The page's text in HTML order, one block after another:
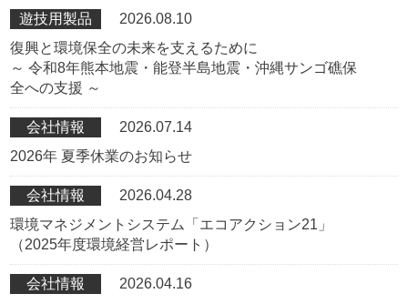
遊技用製品
2026.08.10
復興と環境保全の未来を支えるために
～ 令和8年熊本地震・能登半島地震・沖縄サンゴ礁保
全への支援 ～
会社情報
2026.07.14
2026年 夏季休業のお知らせ
会社情報
2026.04.28
環境マネジメントシステム「エコアクション21」
（2025年度環境経営レポート）
会社情報
2026.04.16